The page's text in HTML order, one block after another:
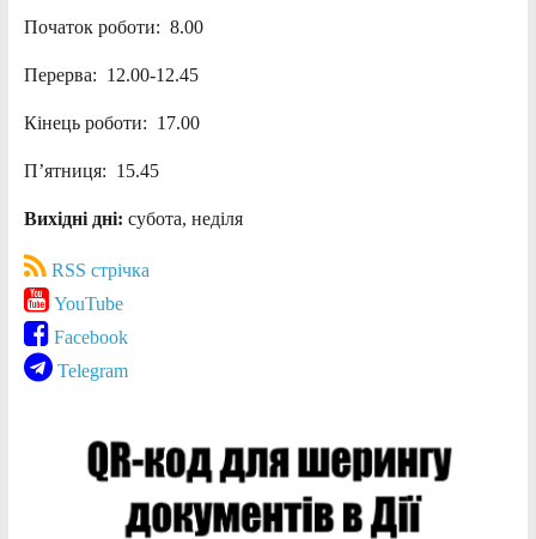
Початок роботи: 8.00
Перерва: 12.00-12.45
Кінець роботи: 17.00
П’ятниця: 15.45
Вихідні дні: субота, неділя
RSS стрічка
YouTube
Facebook
Telegram